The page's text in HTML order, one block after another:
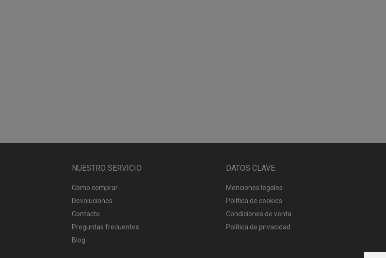
NUESTRO SERVICIO
Como comprar
Devoluciones
Contacto
Preguntas frecuentes
Blog
DATOS CLAVE
Menciones legales
Política de cookies
Condiciones de venta
Política de privacidad